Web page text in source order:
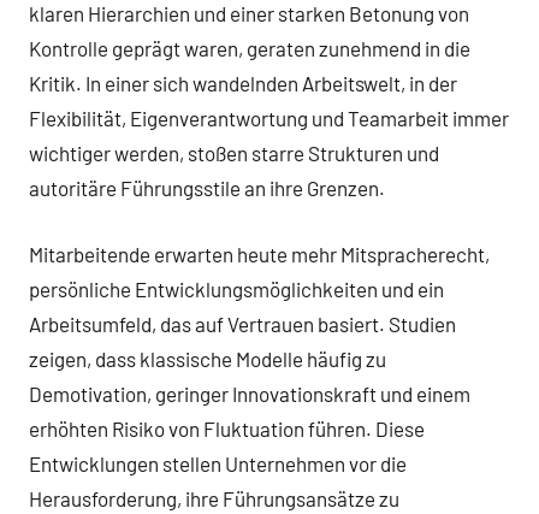
klaren Hierarchien und einer starken Betonung von
Kontrolle geprägt waren, geraten zunehmend in die
Kritik. In einer sich wandelnden Arbeitswelt, in der
Flexibilität, Eigenverantwortung und Teamarbeit immer
wichtiger werden, stoßen starre Strukturen und
autoritäre Führungsstile an ihre Grenzen.
Mitarbeitende erwarten heute mehr Mitspracherecht,
persönliche Entwicklungsmöglichkeiten und ein
Arbeitsumfeld, das auf Vertrauen basiert. Studien
zeigen, dass klassische Modelle häufig zu
Demotivation, geringer Innovationskraft und einem
erhöhten Risiko von Fluktuation führen. Diese
Entwicklungen stellen Unternehmen vor die
Herausforderung, ihre Führungsansätze zu